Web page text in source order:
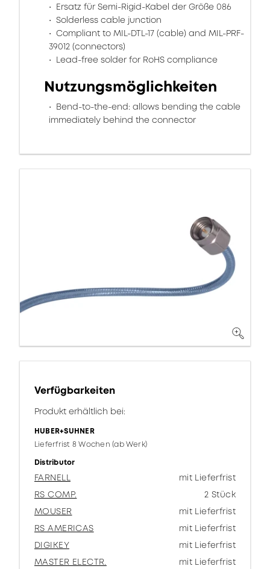
Ersatz für Semi-Rigid-Kabel der Größe 086
Solderless cable junction
Compliant to MIL-DTL-17 (cable) and MIL-PRF-
39012 (connectors)
Lead-free solder for RoHS compliance
Nutzungsmöglichkeiten
Bend-to-the-end: allows bending the cable
immediately behind the connector
Verfügbarkeiten
Produkt erhältlich bei:
HUBER+SUHNER
Lieferfrist 8 Wochen (ab Werk)
Distributor
FARNELL
mit Lieferfrist
RS COMP.
2 Stück
MOUSER
mit Lieferfrist
RS AMERICAS
mit Lieferfrist
DIGIKEY
mit Lieferfrist
MASTER ELECTR.
mit Lieferfrist